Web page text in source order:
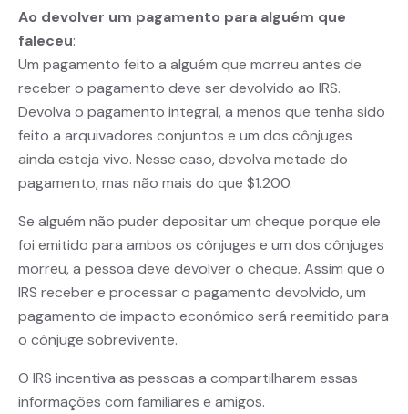
Ao devolver um pagamento para alguém que
faleceu:
Um pagamento feito a alguém que morreu antes de
receber o pagamento deve ser devolvido ao IRS.
Devolva o pagamento integral, a menos que tenha sido
feito a arquivadores conjuntos e um dos cônjuges
ainda esteja vivo. Nesse caso, devolva metade do
pagamento, mas não mais do que $1.200.
Se alguém não puder depositar um cheque porque ele
foi emitido para ambos os cônjuges e um dos cônjuges
morreu, a pessoa deve devolver o cheque. Assim que o
IRS receber e processar o pagamento devolvido, um
pagamento de impacto econômico será reemitido para
o cônjuge sobrevivente.
O IRS incentiva as pessoas a compartilharem essas
informações com familiares e amigos.